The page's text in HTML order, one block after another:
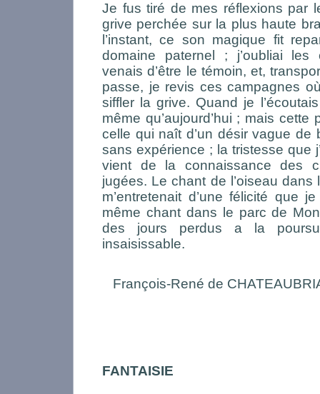
Je fus tiré de mes réflexions par
grive perchée sur la plus haute
l’instant, ce son magique fit
domaine paternel ; j’oubliai les
venais d’être le témoin, et,
passe, je revis ces campagnes
siffler la grive. Quand je
même qu’aujourd’hui ; mais cette
celle qui naît d’un désir vague de
sans expérience ; la tristesse que
vient de la connaissance des
jugées. Le chant de l’oiseau
m’entretenait d’une félicité que
même chant dans le parc de
des jours perdus a la
insaisissable.
François-René de
FANTAISIE